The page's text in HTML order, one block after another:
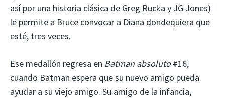
así por una historia clásica de Greg Rucka y JG Jones)
le permite a Bruce convocar a Diana dondequiera que
esté, tres veces.
Ese medallón regresa en Batman absoluto#16,
cuando Batman espera que su nuevo amigo pueda
ayudar a su viejo amigo. Su amigo de la infancia,